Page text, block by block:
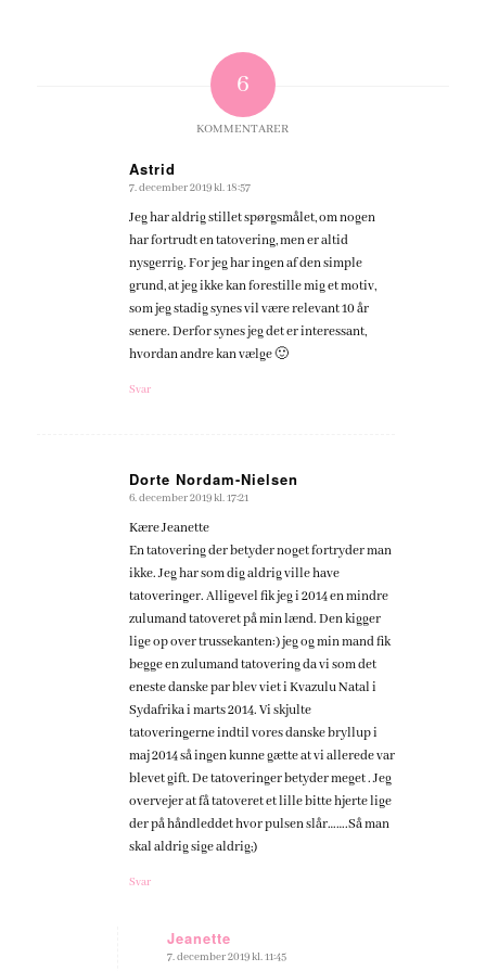
6
KOMMENTARER
Astrid
siger:
7. december 2019 kl. 18:57
Jeg har aldrig stillet spørgsmålet, om nogen
har fortrudt en tatovering, men er altid
nysgerrig. For jeg har ingen af den simple
grund, at jeg ikke kan forestille mig et motiv,
som jeg stadig synes vil være relevant 10 år
senere. Derfor synes jeg det er interessant,
hvordan andre kan vælge 🙂
Svar
Dorte Nordam-Nielsen
siger:
6. december 2019 kl. 17:21
Kære Jeanette
En tatovering der betyder noget fortryder man
ikke. Jeg har som dig aldrig ville have
tatoveringer. Alligevel fik jeg i 2014 en mindre
zulumand tatoveret på min lænd. Den kigger
lige op over trussekanten:) jeg og min mand fik
begge en zulumand tatovering da vi som det
eneste danske par blev viet i Kvazulu Natal i
Sydafrika i marts 2014. Vi skjulte
tatoveringerne indtil vores danske bryllup i
maj 2014 så ingen kunne gætte at vi allerede var
blevet gift. De tatoveringer betyder meget . Jeg
overvejer at få tatoveret et lille bitte hjerte lige
der på håndleddet hvor pulsen slår…….Så man
skal aldrig sige aldrig;)
Svar
Jeanette
siger:
7. december 2019 kl. 11:45